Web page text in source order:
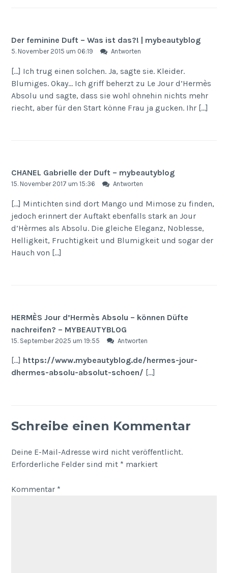
Der feminine Duft – Was ist das?! | mybeautyblog
5. November 2015 um 06:19 Antworten
[…] Ich trug einen solchen. Ja, sagte sie. Kleider.
Blumiges. Okay… Ich griff beherzt zu Le Jour d’Hermès
Absolu und sagte, dass sie wohl ohnehin nichts mehr
riecht, aber für den Start könne Frau ja gucken. Ihr […]
CHANEL Gabrielle der Duft – mybeautyblog
15. November 2017 um 15:36 Antworten
[…] Mintichten sind dort Mango und Mimose zu finden,
jedoch erinnert der Auftakt ebenfalls stark an Jour
d’Hèrmes als Absolu. Die gleiche Eleganz, Noblesse,
Helligkeit, Fruchtigkeit und Blumigkeit und sogar der
Hauch von […]
HERMÈS Jour d’Hermès Absolu – können Düfte
nachreifen? – MYBEAUTYBLOG
15. September 2025 um 19:55 Antworten
[…] https://www.mybeautyblog.de/hermes-jour-
dhermes-absolu-absolut-schoen/ […]
Schreibe einen Kommentar
Deine E-Mail-Adresse wird nicht veröffentlicht.
Erforderliche Felder sind mit * markiert
Kommentar *